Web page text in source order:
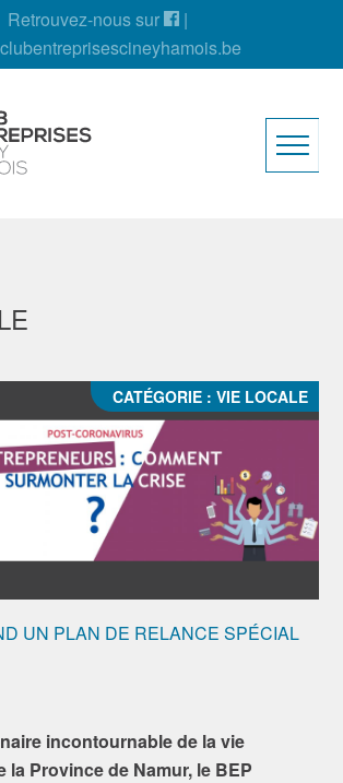
Retrouvez-nous sur
|
UN PLAN DE RELANCE SPÉCIAL
incontournable de la vie
la Province de Namur, le BEP
CATÉGORIE : VIE LOCALE